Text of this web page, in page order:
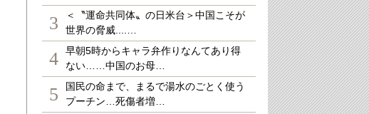
3
＜〝運命共同体〟の日米台＞中国こそが
世界の脅威....…
4
早朝5時からキャラ弁作りなんてあり得
ない……中国のお母…
5
国民の命まで、まるで湯水のごとく使う
プーチン…死傷者増…